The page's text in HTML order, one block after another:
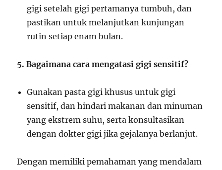
gigi setelah gigi pertamanya tumbuh, dan
pastikan untuk melanjutkan kunjungan
rutin setiap enam bulan.
5. Bagaimana cara mengatasi gigi sensitif?
Gunakan pasta gigi khusus untuk gigi
sensitif, dan hindari makanan dan minuman
yang ekstrem suhu, serta konsultasikan
dengan dokter gigi jika gejalanya berlanjut.
Dengan memiliki pemahaman yang mendalam